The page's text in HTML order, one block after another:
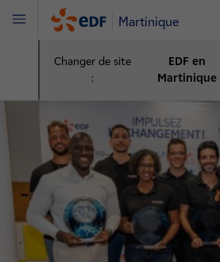
Martinique
Changer de site
:
EDF en
Martinique
Menu